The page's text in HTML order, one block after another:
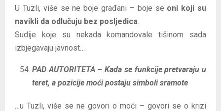
U Tuzli, više se ne boje građani – boje se oni koji su
navikli da odlučuju bez posljedica
Sudije koje su nekada komandovale tišinom sada
izbjegavaju javnost…
PAD AUTORITETA – Kada se funkcije pretvaraju u
teret, a pozicije moći postaju simboli sramote
…u Tuzli, više se ne govori o moći – govori se o krizi